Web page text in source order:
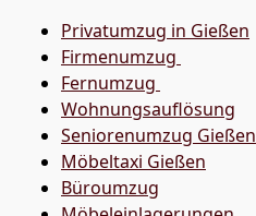
Privatumzug in Gießen
Firmenumzug
Fernumzug
Wohnungsauflösung
Seniorenumzug Gießen
Möbeltaxi Gießen
Büroumzug